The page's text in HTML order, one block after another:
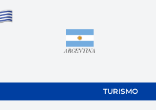
ARGENTINA
TURISMO